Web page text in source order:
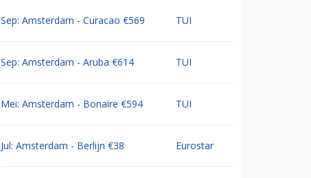
Sep: Amsterdam - Curacao €569 TUI
Sep: Amsterdam - Aruba €614 TUI
Mei: Amsterdam - Bonaire €594 TUI
Jul: Amsterdam - Berlijn €38 Eurostar